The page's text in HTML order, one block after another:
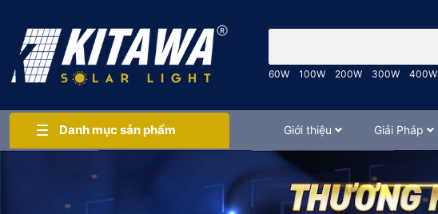
60W 100W 200W 300W 400W
Danh mục sản phẩm Giới thiệu Giải Pháp